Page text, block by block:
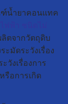
น้ำยาคอนแทค
ตจากวัตถุดิบ
มัดระวังเรื่อง
วังเรื่องการ
รือการเกิด